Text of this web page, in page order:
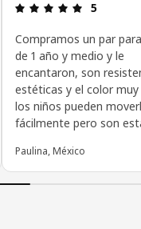
estrellas.
Revisión:
5
Compramos un par para
de 1 año y medio y le
encantaron, son
estéticas y el color muy
los niños pueden
fácilmente pero son
Paulina, México